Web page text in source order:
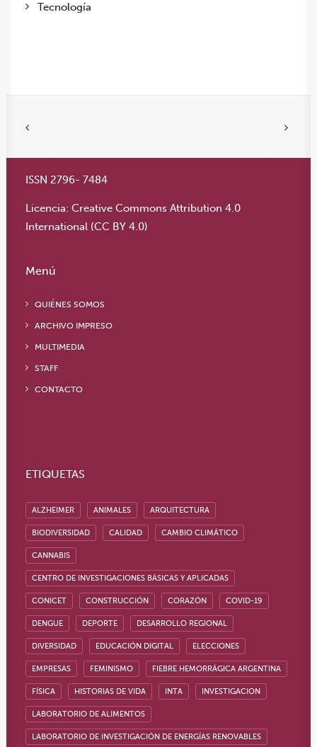
Tecnología
ISSN 2796- 7484
Licencia: Creative Commons Attribution 4.0
International (CC BY 4.0)
Menú
QUIÉNES SOMOS
ARCHIVO IMPRESO
MULTIMEDIA
STAFF
CONTACTO
ETIQUETAS
ALZHEIMER ANIMALES ARQUITECTURA
BIODIVERSIDAD CALIDAD CAMBIO CLIMÁTICO
CANNABIS
CENTRO DE INVESTIGACIONES BÁSICAS Y APLICADAS
CONICET CONSTRUCCIÓN CORAZÓN COVID-19
DENGUE DEPORTE DESARROLLO REGIONAL
DIVERSIDAD EDUCACIÓN DIGITAL ELECCIONES
EMPRESAS FEMINISMO FIEBRE HEMORRÁGICA ARGENTINA
FÍSICA HISTORIAS DE VIDA INTA INVESTIGACION
LABORATORIO DE ALIMENTOS
LABORATORIO DE INVESTIGACIÓN DE ENERGÍAS RENOVABLES